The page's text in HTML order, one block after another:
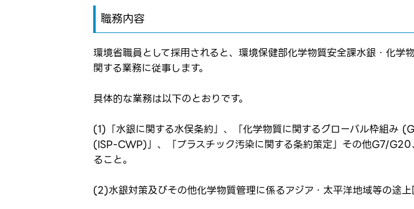
職務内容
環境省職員として採用されると、環境保健部化学物質安全課水銀・化
関する業務に従事します。
具体的な業務は以下のとおりです。
(1)「水銀に関する水俣条約」、「化学物質に関するグローバル枠組み
(ISP-CWP)」、「プラスチック汚染に関する条約策定」その他G7/
ること。
(2)水銀対策及びその他化学物質管理に係るアジア・太平洋地域等の途上